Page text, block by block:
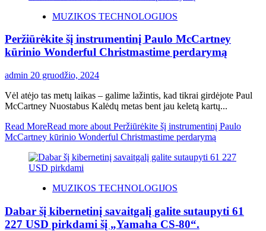
MUZIKOS TECHNOLOGIJOS
Peržiūrėkite šį instrumentinį Paulo McCartney
kūrinio Wonderful Christmastime perdarymą
admin 20 gruodžio, 2024
Vėl atėjo tas metų laikas – galime lažintis, kad tikrai girdėjote Paul
McCartney Nuostabus Kalėdų metas bent jau keletą kartų...
Read MoreRead more about Peržiūrėkite šį instrumentinį Paulo
McCartney kūrinio Wonderful Christmastime perdarymą
MUZIKOS TECHNOLOGIJOS
Dabar šį kibernetinį savaitgalį galite sutaupyti 61
227 USD pirkdami šį „Yamaha CS-80“.